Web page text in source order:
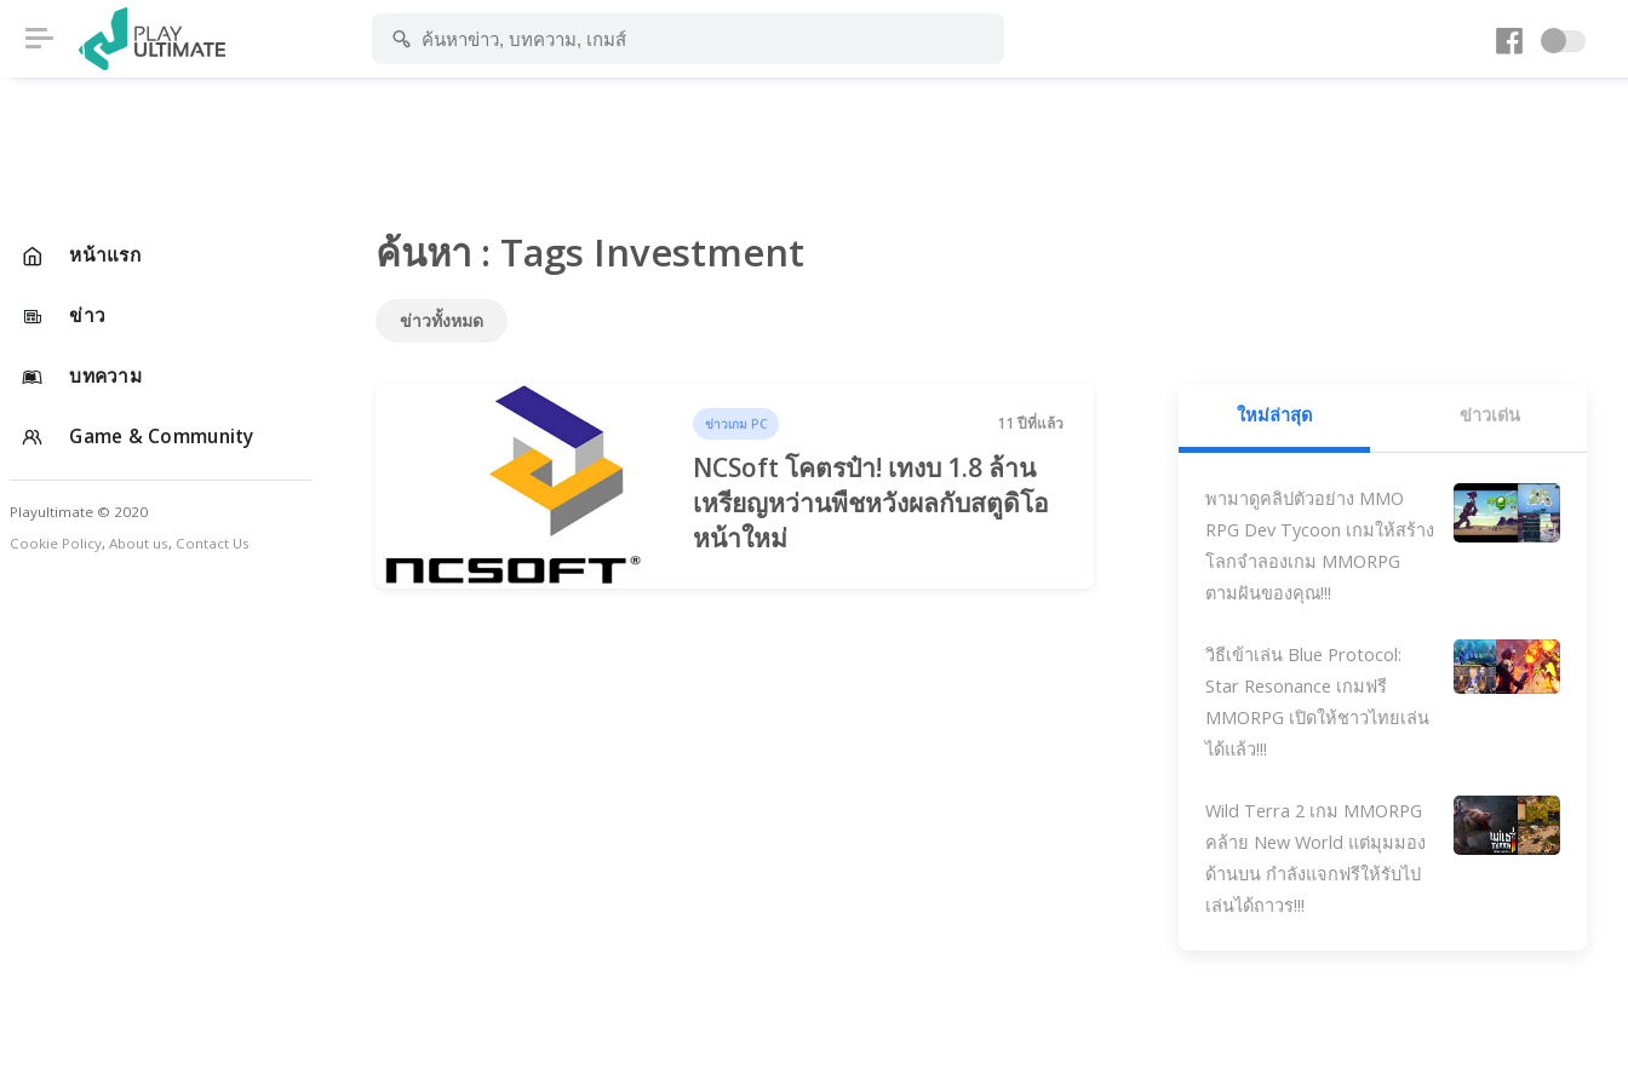
หน้าแรก
ข่าว
บทความ
Game & Community
Playultimate © 2020
Cookie Policy, About us, Contact Us
ค้นหา : Tags Investment
ข่าวทั้งหมด
ข่าวเกม PC 11 ปีที่แล้ว
NCSoft โคตรป๋า! เทงบ 1.8 ล้าน
เหรียญหว่านพืชหวังผลกับสตูดิโอ
หน้าใหม่
ใหม่ล่าสุด ข่าวเด่น
พามาดูคลิปตัวอย่าง MMO
RPG Dev Tycoon เกมให้สร้าง
โลกจำลองเกม MMORPG
ตามฝันของคุณ!!!
วิธีเข้าเล่น Blue Protocol:
Star Resonance เกมฟรี
MMORPG เปิดให้ชาวไทยเล่น
ได้แล้ว!!!
Wild Terra 2 เกม MMORPG
คล้าย New World แต่มุมมอง
ด้านบน กำลังแจกฟรีให้รับไป
เล่นได้ถาวร!!!